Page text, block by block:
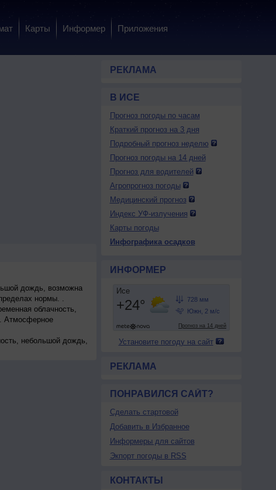
Карты Информер Приложения
дождь, возможна
нормы. .
облачность,
Атмосферное
небольшой дождь,
умеренный.
РЕКЛАМА
В ИСЕ
Прогноз погоды по часам
Краткий прогноз на 3 дня
Подробный прогноз неделю
Прогноз погоды на 14 дней
Прогноз для водителей
Агропрогноз погоды
Медицинский прогноз
Индекс УФ-излучения
Карты погоды
Инфографика осадков
ИНФОРМЕР
Установите погоду на сайт
РЕКЛАМА
ПОНРАВИЛСЯ САЙТ?
Сделать стартовой
Добавить в Избранное
Информеры для сайтов
Экпорт погоды в RSS
КОНТАКТЫ